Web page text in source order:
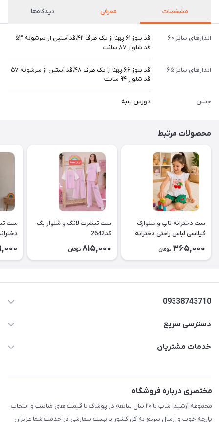
مشخصات معرفی دیدگاه‌ها
اندازهای سایز ۶۰
قد بلوز ۶۱،پهنا از یک طرف ۴۲،قدآستین از سرشونه ۵۳
قد شلوار ۸۷ سانت
اندازهای سایز ۶۵
قد بلوز ۶۶،پهنا از یک طرف ۴۸،قد آستین از سرشونه ۵۷
قد شلوار ۹۴ سانت
جنس دورس پنبه
محصولات مرتبط
ست دخترانه تاپ و شلوارک
گیلاسی لباس راحتی دخترانه
365,000 تومان
ست تیشرت لانگ و شلوار بگ
کد2642
815,000 تومان
ست
09338743710
دسترسی سریع
حساب کاربری
لیست محصولات
درباره ما
تماس با ما
خدمات مشتریان
مختصری درباره فروشگاه
مجموعه آرشیدا شاپ با ۲۰ سال سابقه در پوشاک با قیمت های مناسب و انتخاب
پارچه خوب و ارسال سریع به کل کشور با پست سفارشی در خدمت شما عزیزان